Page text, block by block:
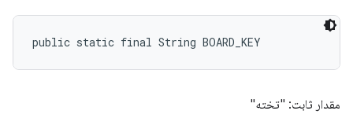
public static final String BOARD_KEY
مقدار ثابت: "تخته"